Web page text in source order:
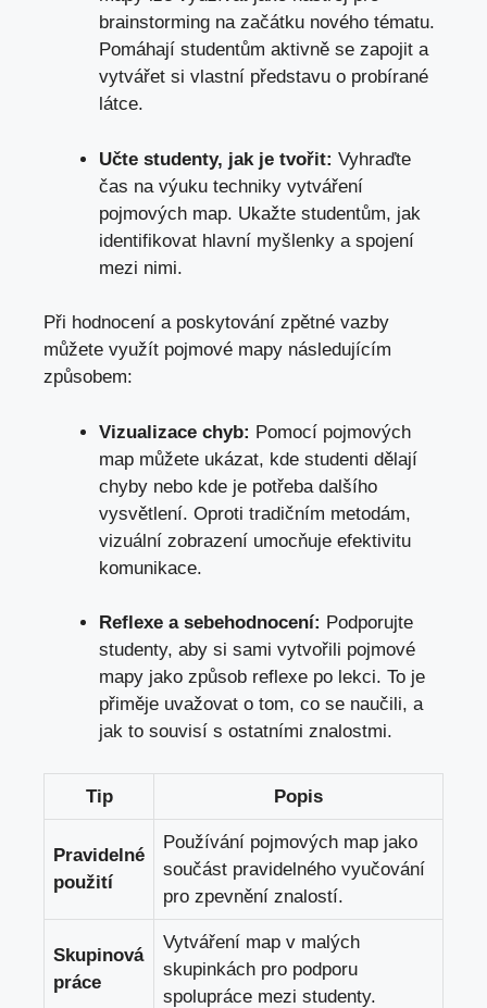
brainstorming na začátku nového tématu.
Pomáhají studentům‍ aktivně se zapojit a
vytvářet si vlastní ‌představu o probírané
látce.
Učte ⁣studenty, jak je tvořit: Vyhraďte
čas ‌na výuku techniky vytváření
pojmových map.‌ Ukažte studentům, jak
identifikovat ‍hlavní myšlenky a​ spojení
mezi nimi.
Při‍ hodnocení‍ a poskytování zpětné vazby
můžete‍ využít pojmové ‍mapy následujícím
⁣způsobem:
Vizualizace chyb: Pomocí ⁤pojmových
map můžete ukázat, kde studenti⁢ dělají
chyby nebo kde je potřeba dalšího⁢
vysvětlení. Oproti⁣ tradičním metodám,
vizuální zobrazení umocňuje efektivitu
‌komunikace.
Reflexe​ a sebehodnocení: Podporujte
studenty, aby ⁣si sami ⁢vytvořili pojmové
mapy‍ jako způsob reflexe po lekci. To je
přiměje⁣ uvažovat o ​tom, co se naučili, a
⁤jak to ⁤souvisí s ostatními ⁣znalostmi.
Tip Popis
Pravidelné
použití
Používání ‌pojmových map jako
součást pravidelného vyučování
pro zpevnění znalostí.
Skupinová
práce
Vytváření ‌map v malých
skupinkách pro podporu
spolupráce mezi studenty.